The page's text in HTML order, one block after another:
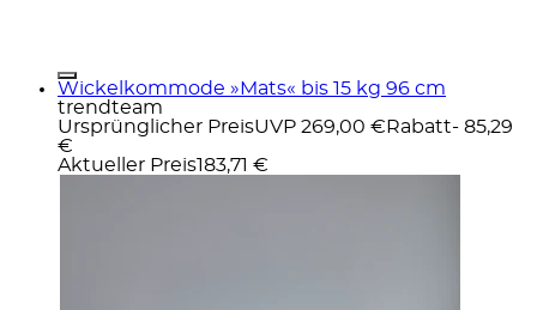
Wickelkommode »Mats« bis 15 kg 96 cm
trendteam
Ursprünglicher PreisUVP 269,00 € Rabatt- 85,29
€
Aktueller Preis183,71 €